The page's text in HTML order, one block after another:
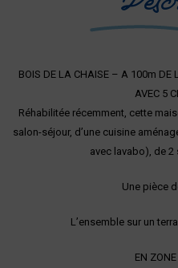
BOIS DE LA CHAISE – A 100m DE
AVEC 5
Réhabilitée récemment, cette
salon-séjour, d’une cuisine
avec lavabo), de 2
Une pièce
L’ensemble sur un
EN